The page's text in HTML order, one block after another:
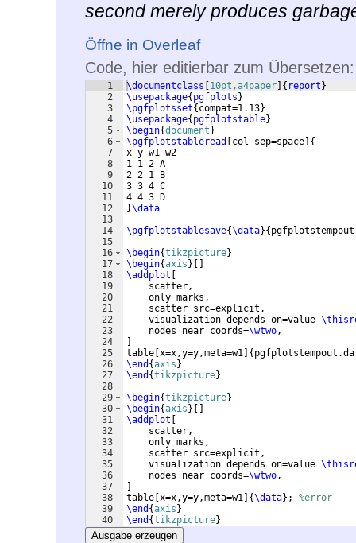
second merely produces
Öffne in Overleaf
Code, hier editierbar zum Übersetzen:
1
2
3
4
5
6
7
8
9
10
11
12
13
14
15
16
17
18
19
20
21
22
23
24
25
26
27
28
29
30
31
32
33
34
35
36
37
38
39
40
41
\documentclass 10pt,a4paper { report }
\usepackage{ pgfplots }
\pgfplotsset{ compat=1.13}
\usepackage{ pgfplotstable}
\begin{document }
\pgfplotstableread
col sep=space {
x y w1 w2
1 1 2 A
2 2 1 B
3 3 4 C
4 4 3 D
}\data
\pgfplotstablesave{\data}{
\begin{tikzpicture}
\begin{axis }
\addplot
    scatter,
    only marks,
    scatter src=explicit,
    visualization depends on=value
    nodes near coords=
\wtwo,
table x=x,y=y,meta=w1 {
\end {axis }
\end {tikzpicture}
\begin{tikzpicture}
\begin{axis }
\addplot
    scatter,
    only marks,
    scatter src=explicit,
    visualization depends on=value
    nodes near coords=
\wtwo,
table x=x,y=y,meta=w1 {\data} ; %error
\end {axis }
\end {tikzpicture}
Ausgabe erzeugen